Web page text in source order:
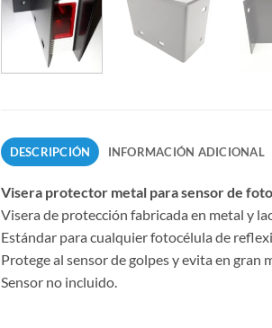
DESCRIPCIÓN INFORMACIÓN ADICIONAL
Visera protector metal para sensor de
Visera de protección fabricada en metal y
Estándar para cualquier fotocélula de
Protege al sensor de golpes y evita en
Sensor no incluido.